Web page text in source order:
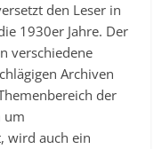
den Leser in
1930er Jahre. Der
verschiedene
Archiven
der
um
wird auch ein